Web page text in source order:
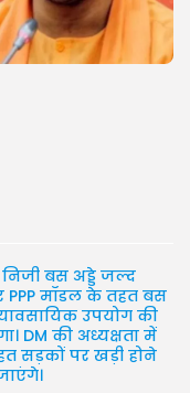
बस अड्डे जल्द
PPP मॉडल के तहत बस
उपयोग की
DM की अध्यक्षता में
सड़कों पर खड़ी होने